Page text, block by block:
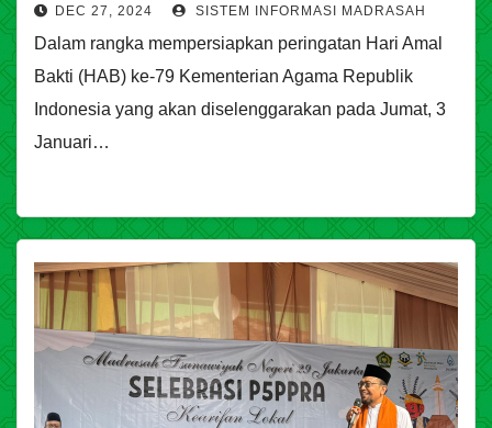
DEC 27, 2024 SISTEM INFORMASI MADRASAH
Dalam rangka mempersiapkan peringatan Hari Amal
Bakti (HAB) ke-79 Kementerian Agama Republik
Indonesia yang akan diselenggarakan pada Jumat, 3
Januari…